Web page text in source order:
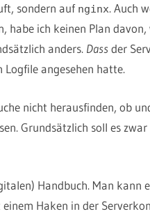
sondern auf nginx. Auch
ich keinen Plan davon,
anders. Dass der
angesehen hatte.
nicht herausfinden, ob
Grundsätzlich soll es
Handbuch. Man kann
Haken in der